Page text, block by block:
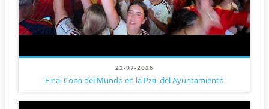
22-07-2026
Final Copa del Mundo en la Pza. del Ayuntamiento